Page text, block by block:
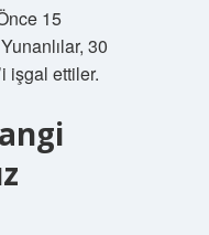
15
30
işgal ettiler.